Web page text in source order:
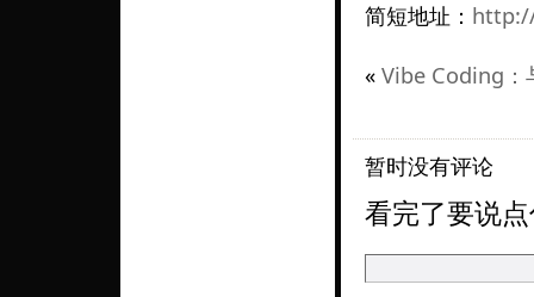
简短地址：
« Vibe Coding
暂时没有评论
看完了要说